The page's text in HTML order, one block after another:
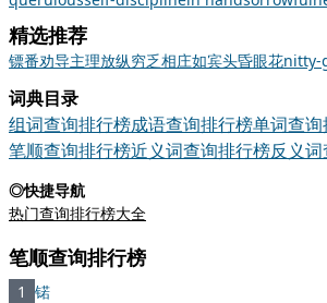
精选推荐
镖番劝导主理放纵穷乏相庄如宾头昏眼花nitty-
词典目录
组词查询排行榜成语查询排行榜单词查
笔顺查询排行榜近义词查询排行榜反义
◎快捷导航
热门查询排行榜大全
笔顺查询排行榜
1 锘